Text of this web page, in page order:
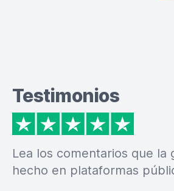
Testimonios
Lea los comentarios que la
hecho en plataformas